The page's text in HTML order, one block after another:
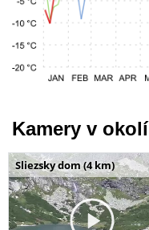
Kamery v okolí
Sliezsky dom (4 km)